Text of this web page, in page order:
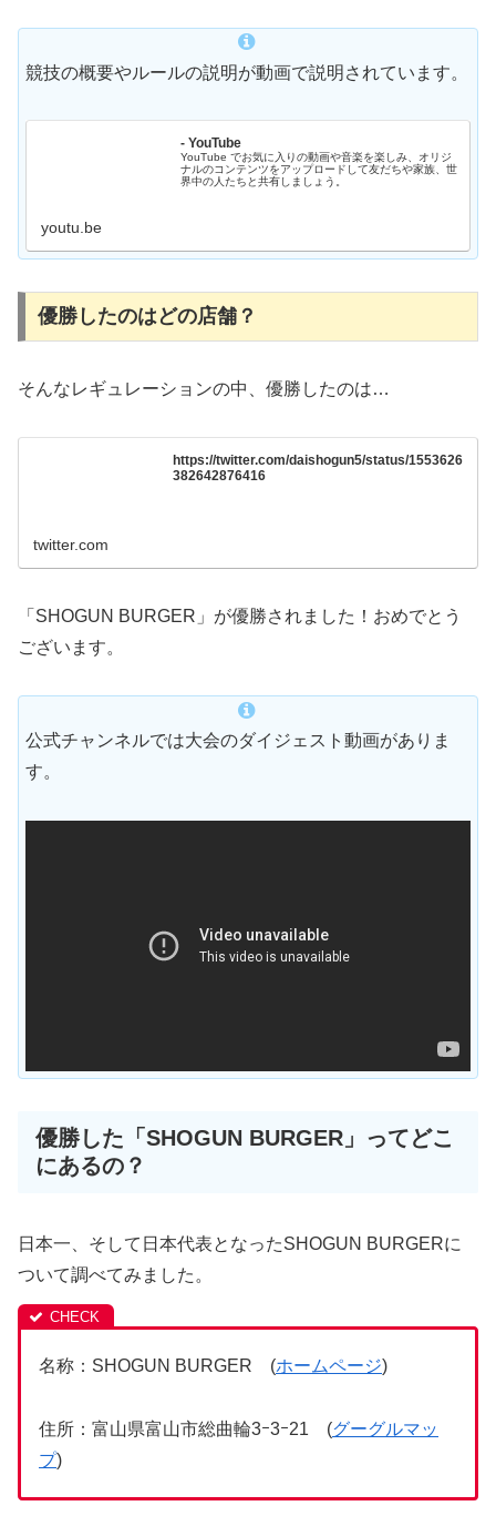
競技の概要やルールの説明が動画で説明されています。
- YouTube
YouTube でお気に入りの動画や音楽を楽しみ、オリジ
ナルのコンテンツをアップロードして友だちや家族、世
界中の人たちと共有しましょう。
youtu.be
優勝したのはどの店舗？
そんなレギュレーションの中、優勝したのは…
https://twitter.com/daishogun5/status/1553626
382642876416
twitter.com
「SHOGUN BURGER」が優勝されました！おめでとう
ございます。
公式チャンネルでは大会のダイジェスト動画がありま
す。
優勝した「SHOGUN BURGER」ってどこ
にあるの？
日本一、そして日本代表となったSHOGUN BURGERに
ついて調べてみました。
名称：SHOGUN BURGER (ホームページ)
住所：富山県富山市総曲輪3ｰ3ｰ21 (グーグルマッ
プ)